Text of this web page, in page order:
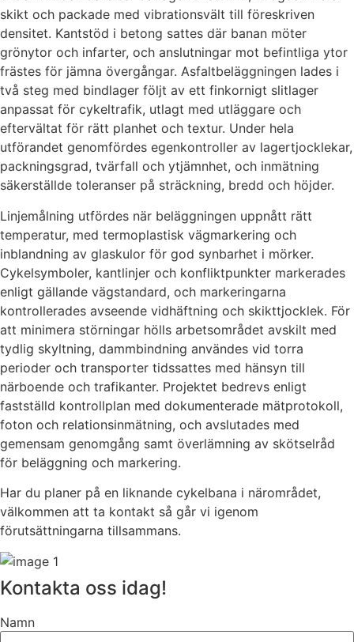
skikt och packade med vibrationsvält till föreskriven
densitet. Kantstöd i betong sattes där banan möter
grönytor och infarter, och anslutningar mot befintliga ytor
frästes för jämna övergångar. Asfaltbeläggningen lades i
två steg med bindlager följt av ett finkornigt slitlager
anpassat för cykeltrafik, utlagt med utläggare och
eftervältat för rätt planhet och textur. Under hela
utförandet genomfördes egenkontroller av lagertjocklekar,
packningsgrad, tvärfall och ytjämnhet, och inmätning
säkerställde toleranser på sträckning, bredd och höjder.
Linjemålning utfördes när beläggningen uppnått rätt
temperatur, med termoplastisk vägmarkering och
inblandning av glaskulor för god synbarhet i mörker.
Cykelsymboler, kantlinjer och konfliktpunkter markerades
enligt gällande vägstandard, och markeringarna
kontrollerades avseende vidhäftning och skikttjocklek. För
att minimera störningar hölls arbetsområdet avskilt med
tydlig skyltning, dammbindning användes vid torra
perioder och transporter tidssattes med hänsyn till
närboende och trafikanter. Projektet bedrevs enligt
fastställd kontrollplan med dokumenterade mätprotokoll,
foton och relationsinmätning, och avslutades med
gemensam genomgång samt överlämning av skötselråd
för beläggning och markering.
Har du planer på en liknande cykelbana i närområdet,
välkommen att ta kontakt så går vi igenom
förutsättningarna tillsammans.
Kontakta oss idag!
Namn